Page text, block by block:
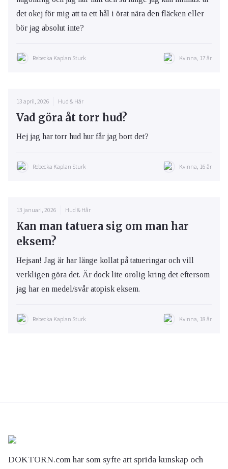
det okej för mig att ta ett hål i örat nära den fläcken eller
bör jag absolut inte?
Rebecka Kaplan Sturk Kvinna, 17 år
13 april, 2026 Hud & Hår
Vad göra åt torr hud?
Hej jag har torr hud hur får jag bort det?
Rebecka Kaplan Sturk Kvinna, 16 år
13 januari, 2026 Hud & Hår
Kan man tatuera sig om man har
eksem?
Hejsan! Jag är har länge kollat på tatueringar och vill
verkligen göra det. Är dock lite orolig kring det eftersom
jag har en medel/svår atopisk eksem.
Rebecka Kaplan Sturk Kvinna, 18 år
DOKTORN.com har som syfte att sprida kunskap och